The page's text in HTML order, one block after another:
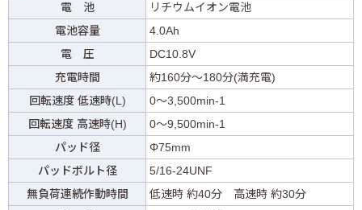
電 池
リチウムイオン電池
電池容量
4.0Ah
電 圧
DC10.8V
充電時間
約160分〜180分(満充電)
回転速度 低速時(L)
0～3,500min-1
回転速度 高速時(H)
0～9,500min-1
パッド径
Φ75mm
パッドボルト径
5/16-24UNF
無負荷連続作動時間
低速時 約40分 高速時 約30分